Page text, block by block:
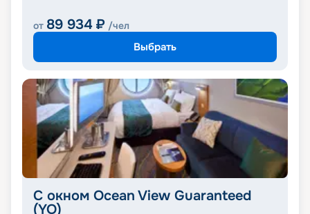
от 89 934 ₽ /чел
Выбрать
С окном Ocean View Guaranteed
(YO)